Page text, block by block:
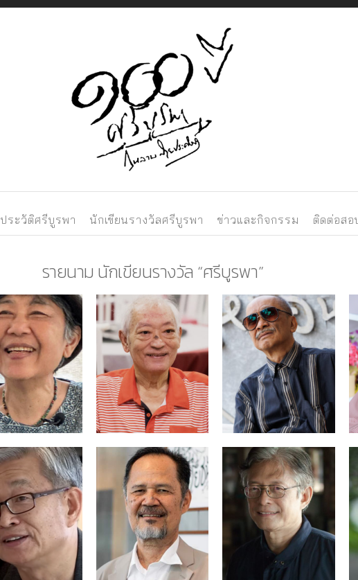
Just another Phlox WP
ประวัติศรีบูรพา นักเขียนรางวัลศรีบูรพา ข่าวและกิจกรรม ติดต่อสอ
รายนาม นักเขียนรางวัล “ศรีบูรพา”